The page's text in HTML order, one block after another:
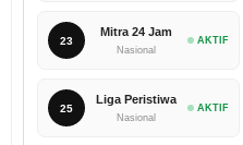
23
Mitra 24 Jam
Nasional
AKTIF
25
Liga Peristiwa
Nasional
AKTIF